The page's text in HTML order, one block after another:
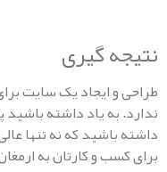
گیری
ایجاد یک سایت برای کسب
یاد داشته باشید پنج
که نه تنها عالی به
و کار‌تان به ارمغان می‌آورد!